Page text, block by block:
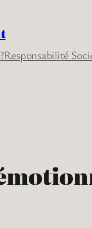
Responsabilité